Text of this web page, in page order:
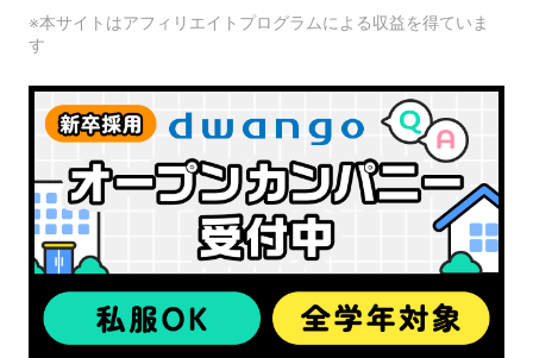
※本サイトはアフィリエイトプログラムによる収益を得ていま
す